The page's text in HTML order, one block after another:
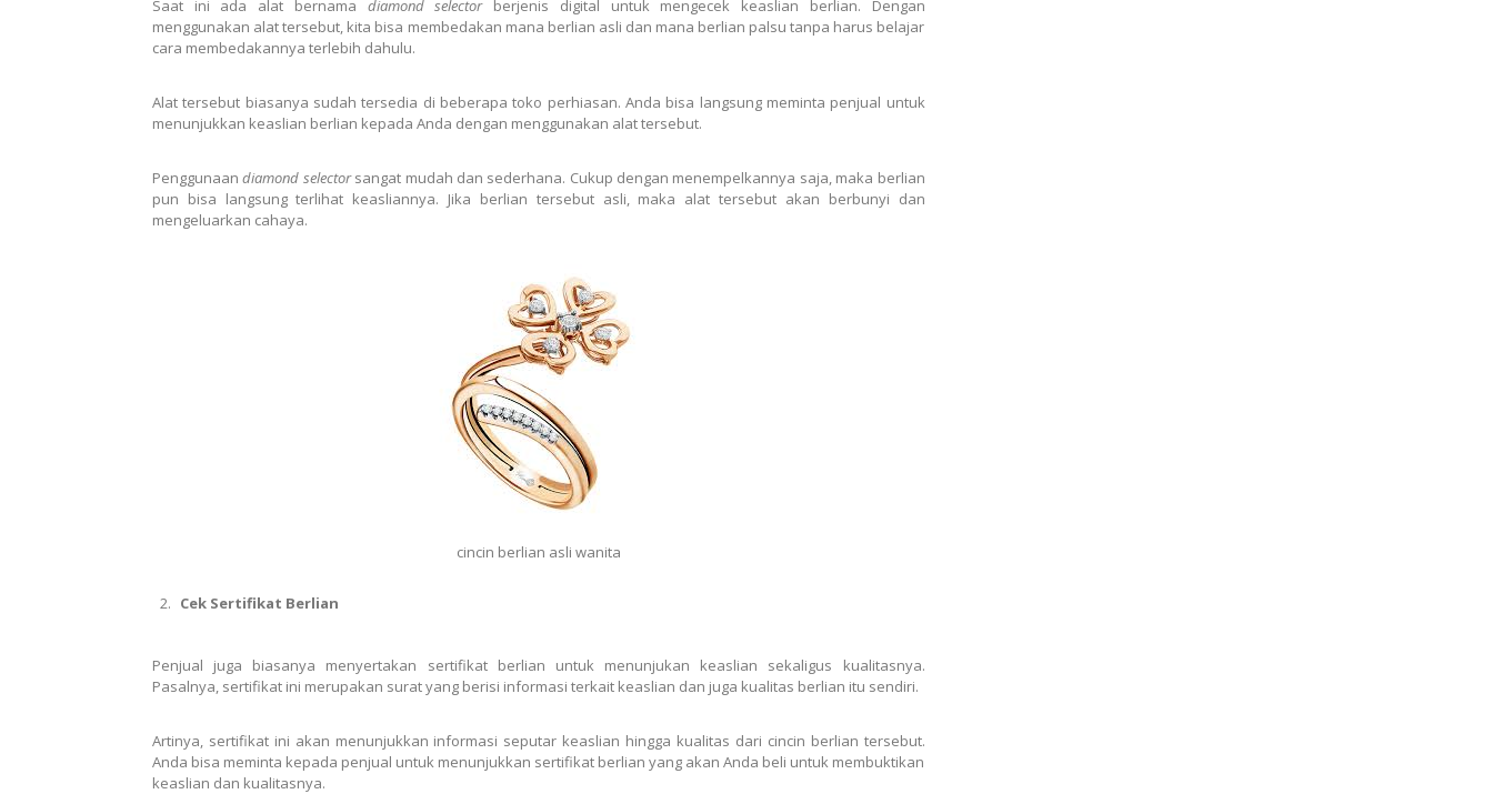
Saat ini ada alat bernama diamond selector berjenis digital untuk mengecek keaslian berlian. Dengan
menggunakan alat tersebut, kita bisa membedakan mana berlian asli dan mana berlian palsu tanpa harus belajar
cara membedakannya terlebih dahulu.
Alat tersebut biasanya sudah tersedia di beberapa toko perhiasan. Anda bisa langsung meminta penjual untuk
menunjukkan keaslian berlian kepada Anda dengan menggunakan alat tersebut.
Penggunaandiamond selectorsangat mudah dan sederhana. Cukup dengan menempelkannya saja, maka berlian
pun bisa langsung terlihat keasliannya. Jika berlian tersebut asli, maka alat tersebut akan berbunyi dan
mengeluarkan cahaya.
cincin berlian asli wanita
Cek Sertifikat Berlian
Penjual juga biasanya menyertakan sertifikat berlian untuk menunjukan keaslian sekaligus kualitasnya.
Pasalnya, sertifikat ini merupakan surat yang berisi informasi terkait keaslian dan juga kualitas berlian itu sendiri.
Artinya, sertifikat ini akan menunjukkan informasi seputar keaslian hingga kualitas dari cincin berlian tersebut.
Anda bisa meminta kepada penjual untuk menunjukkan sertifikat berlian yang akan Anda beli untuk membuktikan
keaslian dan kualitasnya.